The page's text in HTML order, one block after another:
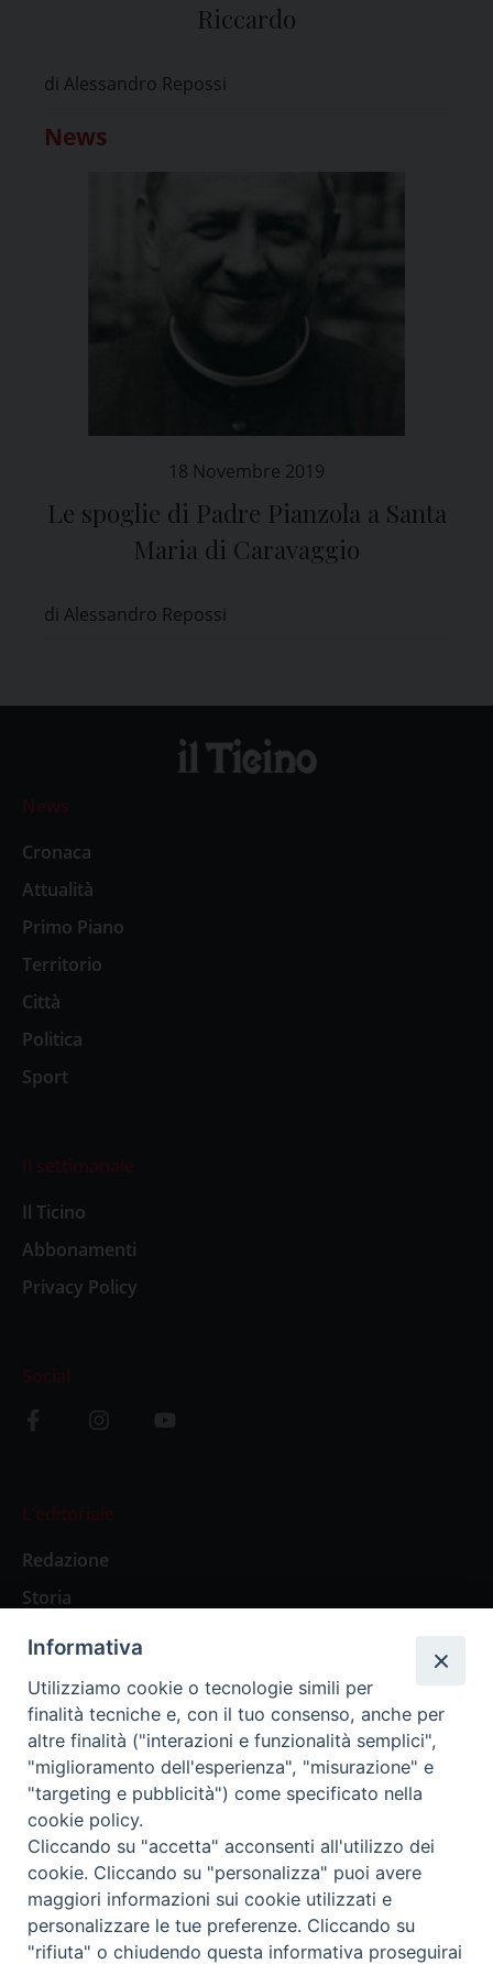
Riccardo
di Alessandro Repossi
News
18 Novembre 2019
Le spoglie di Padre Pianzola a Santa
Maria di Caravaggio
di Alessandro Repossi
News
Cronaca
Attualità
Primo Piano
Territorio
Città
Politica
Sport
Il settimanale
Il Ticino
Abbonamenti
Privacy Policy
Social
L’editoriale
Redazione
Storia
Abbonamenti
Abbonamento Annuale Digitale
Abbonamento Annuale Cartaceo
Abbonamento Singola Copia Digitale
Redazione: Pavia, Piazza Duomo 11 - tel. 0382.24736 -
Informativa
Utilizziamo cookie o tecnologie simili per
finalità tecniche e, con il tuo consenso, anche per
altre finalità ("interazioni e funzionalità semplici",
"miglioramento dell'esperienza", "misurazione" e
"targeting e pubblicità") come specificato nella
cookie policy.
Cliccando su "accetta" acconsenti all'utilizzo dei
cookie. Cliccando su "personalizza" puoi avere
maggiori informazioni sui cookie utilizzati e
personalizzare le tue preferenze. Cliccando su
"rifiuta" o chiudendo questa informativa proseguirai